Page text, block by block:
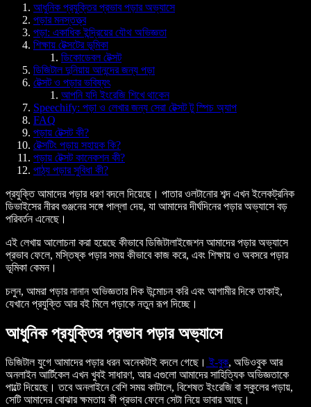
আধুনিক প্রযুক্তির প্রভাব পড়ার অভ্যাসে
পড়ার মনস্তত্ত্ব
পড়া: একাধিক ইন্দ্রিয়ের যৌথ অভিজ্ঞতা
শিক্ষায় টেক্সটের ভূমিকা
ডিকোডেবল টেক্সট
ডিজিটাল দুনিয়ায় আনন্দের জন্য পড়া
টেক্সট ও পড়ার ভবিষ্যৎ
আপনি যদি ইংরেজি শিখে থাকেন
Speechify: পড়া ও লেখার জন্য সেরা টেক্সট টু স্পিচ অ্যাপ
FAQ
পড়ায় টেক্সট কী?
টেক্সটিং পড়ায় সহায়ক কি?
পড়ায় টেক্সট কানেকশন কী?
পাঠ্য পড়ার সুবিধা কী?
প্রযুক্তি আমাদের পড়ার ধরণ বদলে দিয়েছে। পাতার ওলটানোর শব্দ এখন ইলেকট্রনিক
ডিভাইসের নীরব গুঞ্জনের সঙ্গে পাল্লা দেয়, যা আমাদের দীর্ঘদিনের পড়ার অভ্যাসে বড়
পরিবর্তন এনেছে।
এই লেখায় আলোচনা করা হয়েছে কীভাবে ডিজিটালাইজেশন আমাদের পড়ার অভ্যাসে
প্রভাব ফেলে, মস্তিষ্ক পড়ার সময় কীভাবে কাজ করে, এবং শিক্ষায় ও অবসরে পড়ার
ভূমিকা কেমন।
চলুন, আমরা পড়ার নানান অভিজ্ঞতার দিক উন্মোচন করি এবং আগামীর দিকে তাকাই,
যেখানে প্রযুক্তি আর বই মিলে পড়াকে নতুন রূপ দিচ্ছে।
আধুনিক প্রযুক্তির প্রভাব পড়ার অভ্যাসে
ডিজিটাল যুগে আমাদের পড়ার ধরন অনেকটাই বদলে গেছে। ই-বুক, অডিওবুক আর
অনলাইন আর্টিকেল এখন খুবই সাধারণ, আর এগুলো আমাদের সাহিত্যিক অভিজ্ঞতাকে
পাল্টে দিয়েছে। তবে অনলাইনে বেশি সময় কাটালে, বিশেষত ইংরেজি বা স্কুলের পড়ায়,
সেটি আমাদের বোঝার ক্ষমতায় কী প্রভাব ফেলে সেটা নিয়ে ভাবার আছে।